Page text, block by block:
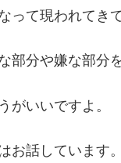
って現われてき
部分や嫌な部分
がいいですよ。
お話しています